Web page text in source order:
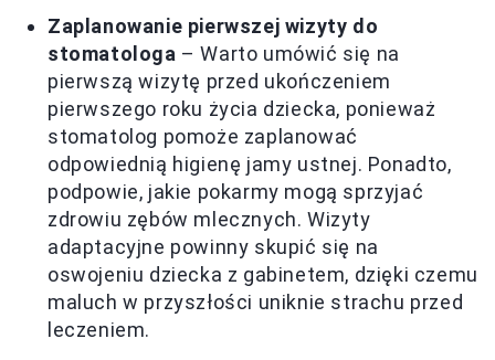
Zaplanowanie pierwszej wizyty do
stomatologa – Warto umówić się na
pierwszą wizytę przed ukończeniem
pierwszego roku życia dziecka, ponieważ
stomatolog pomoże zaplanować
odpowiednią higienę jamy ustnej. Ponadto,
podpowie, jakie pokarmy mogą sprzyjać
zdrowiu zębów mlecznych. Wizyty
adaptacyjne powinny skupić się na
oswojeniu dziecka z gabinetem, dzięki czemu
maluch w przyszłości uniknie strachu przed
leczeniem.